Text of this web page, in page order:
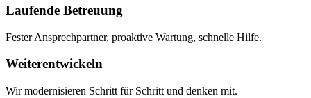
Laufende Betreuung
Fester Ansprechpartner, proaktive Wartung, schnelle Hilfe.
Weiterentwickeln
Wir modernisieren Schritt für Schritt und denken mit.